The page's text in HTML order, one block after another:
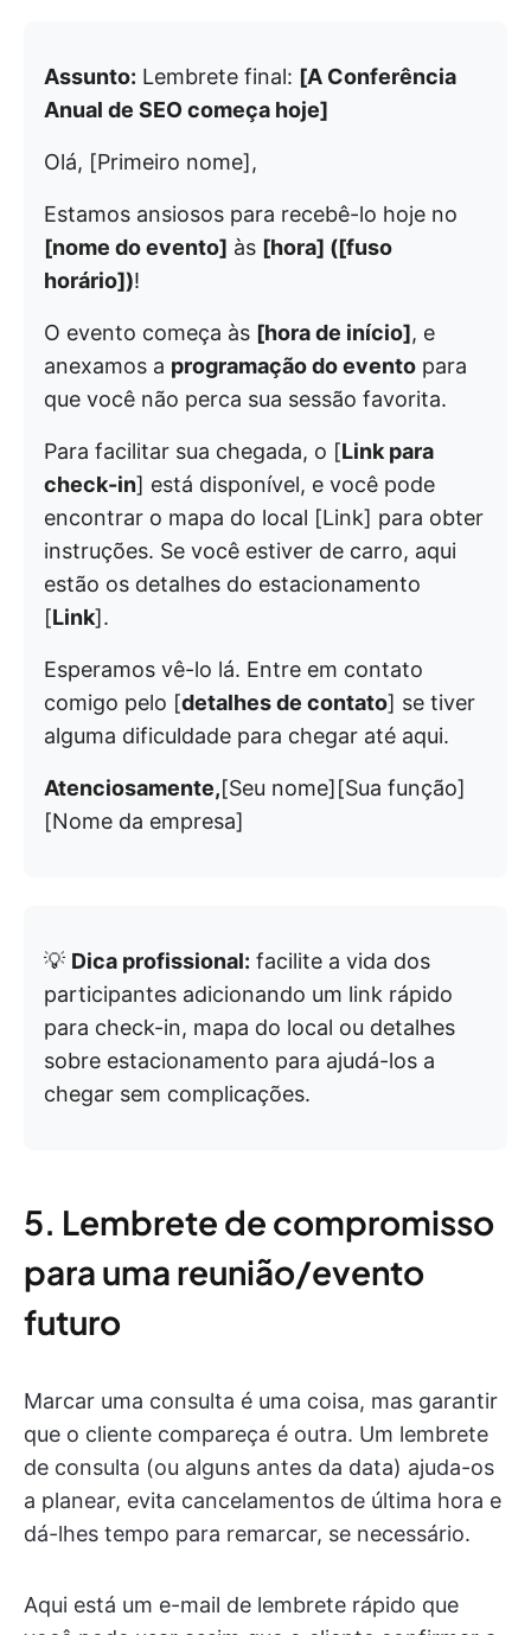
Assunto: Lembrete final: [A Conferência
Anual de SEO começa hoje]
Olá, [Primeiro nome],
Estamos ansiosos para recebê-lo hoje no
[nome do evento] às [hora] ([fuso
horário])!
O evento começa às [hora de início], e
anexamos a programação do evento para
que você não perca sua sessão favorita.
Para facilitar sua chegada, o [Link para
check-in] está disponível, e você pode
encontrar o mapa do local [Link] para obter
instruções. Se você estiver de carro, aqui
estão os detalhes do estacionamento
[Link].
Esperamos vê-lo lá. Entre em contato
comigo pelo [detalhes de contato] se tiver
alguma dificuldade para chegar até aqui.
Atenciosamente,[Seu nome][Sua função]
[Nome da empresa]
💡 Dica profissional: facilite a vida dos
participantes adicionando um link rápido
para check-in, mapa do local ou detalhes
sobre estacionamento para ajudá-los a
chegar sem complicações.
5. Lembrete de compromisso
para uma reunião/evento
futuro
Marcar uma consulta é uma coisa, mas garantir
que o cliente compareça é outra. Um lembrete
de consulta (ou alguns antes da data) ajuda-os
a planear, evita cancelamentos de última hora e
dá-lhes tempo para remarcar, se necessário.
Aqui está um e-mail de lembrete rápido que